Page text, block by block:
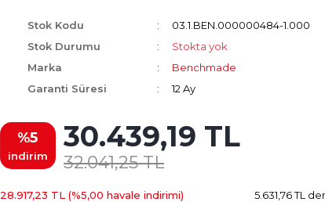
Stok Kodu
03.1.BEN.000000484-1.000
Stok Durumu
Stokta yok
Marka
Benchmade
Garanti Süresi
12 Ay
%5
indirim
30.439,19 TL
32.041,25 TL
28.917,23 TL (%5,00 havale indirimi) 5.631,76 TL